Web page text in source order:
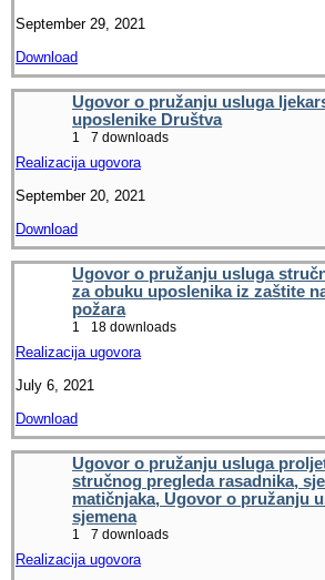
September 29, 2021
Download
Ugovor o pružanju usluga
uposlenike Društva
1 7 downloads
Realizacija ugovora
September 20, 2021
Download
Ugovor o pružanju usluga
za obuku uposlenika iz zaštite
požara
1 18 downloads
Realizacija ugovora
July 6, 2021
Download
Ugovor o pružanju usluga
stručnog pregleda rasadnika,
matičnjaka, Ugovor o pružanju
sjemena
1 7 downloads
Realizacija ugovora